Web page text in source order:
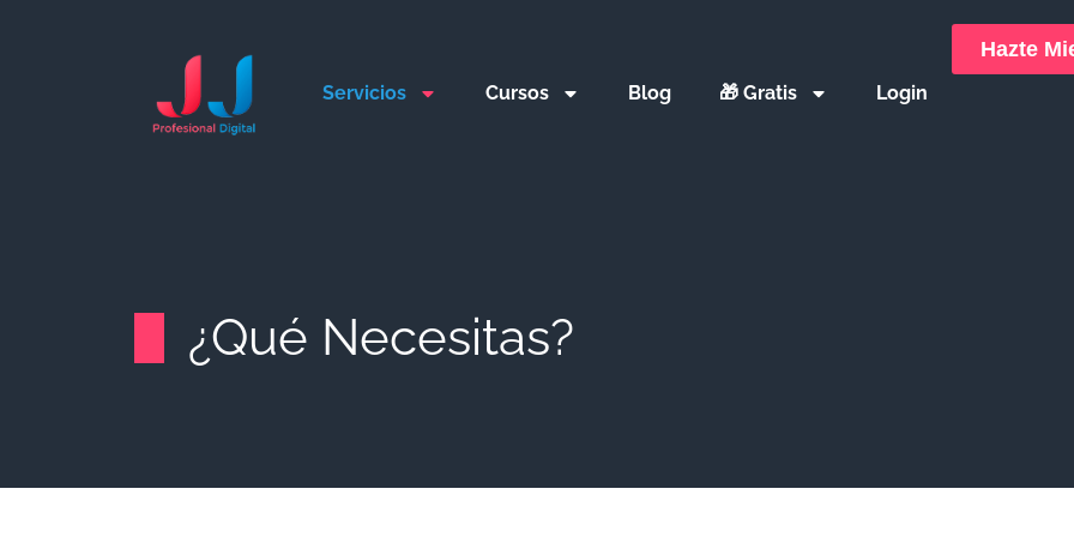
Servicios Cursos Blog 🎁 Gratis Login
Hazte
¿Qué Necesitas?